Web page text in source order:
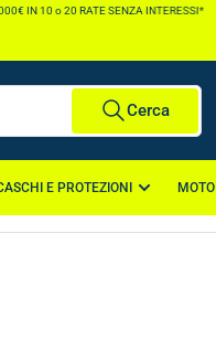
IN 10 o 20 RATE SENZA INTERESSI*
Cerca
E PROTEZIONI MOTO